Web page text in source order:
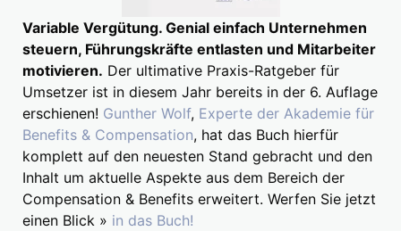
Variable Vergütung. Genial einfach Unternehmen
steuern, Führungskräfte entlasten und Mitarbeiter
motivieren. Der ultimative Praxis-Ratgeber für
Umsetzer ist in diesem Jahr bereits in der 6. Auflage
erschienen! Gunther Wolf, Experte der Akademie für
Benefits & Compensation, hat das Buch hierfür
komplett auf den neuesten Stand gebracht und den
Inhalt um aktuelle Aspekte aus dem Bereich der
Compensation & Benefits erweitert. Werfen Sie jetzt
einen Blick » in das Buch!